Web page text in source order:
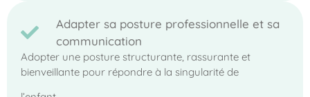
Adapter sa posture professionnelle et sa
communication
Adopter une posture structurante, rassurante et
bienveillante pour répondre à la singularité de